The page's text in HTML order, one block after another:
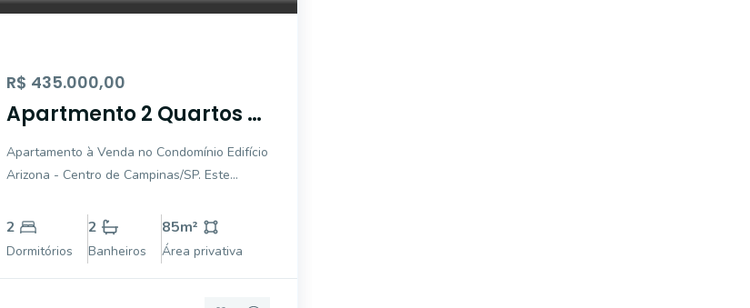
R$ 435.000,00
Apartmento 2 Quartos à
Venda - Nova
Campinas, Campinas -
Condomínio Edificio
Arizona, Campinas, SP
Apartamento à Venda no Condomínio Edifício
Arizona - Centro de Campinas/SP. Este
localizado em uma das áreas mais
valorizadas de Campinas, ao lado do Cambuí,
oferecendo comodidade e sofisticação. Com
2
Dormitórios
2
Banheiros
85m²
Área privativa